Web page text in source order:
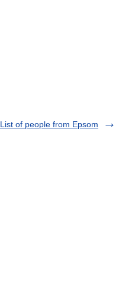
List of people from Epsom